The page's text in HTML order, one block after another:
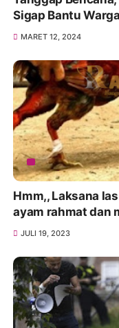
Sigap Bantu
MARET 12, 2024
Hmm,, Laksana
ayam rahmat dan
JULI 19, 2023